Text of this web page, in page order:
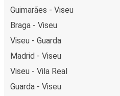
Guimarães - Viseu
Braga - Viseu
Viseu - Guarda
Madrid - Viseu
Viseu - Vila Real
Guarda - Viseu